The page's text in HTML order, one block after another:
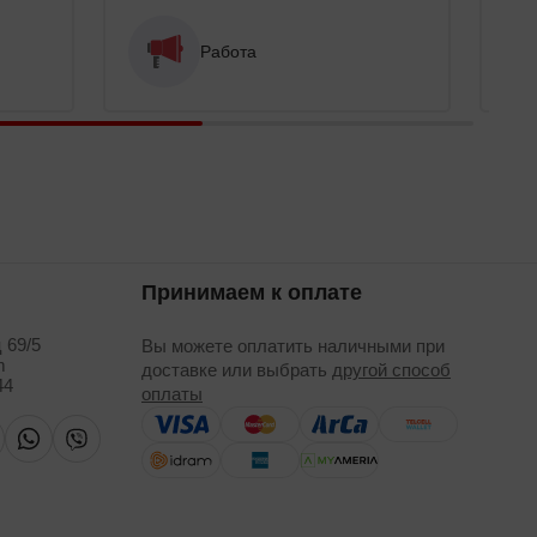
Работа
69/5
Принимаем к оплате
Вы можете оплатить наличными при
доставке или выбрать другой способ
оплаты